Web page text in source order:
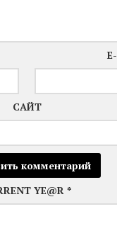
САЙТ
YE@R *